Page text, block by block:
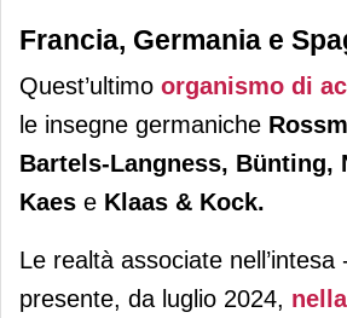
Francia, Germania e
Quest’ultimo organismo di
le insegne germaniche
Bartels-Langness, Bünting,
Kaes e Klaas & Kock.
Le realtà associate
presente, da luglio 2024,